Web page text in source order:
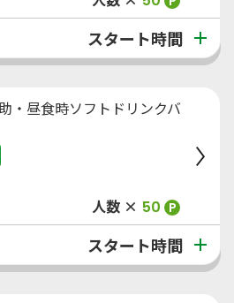
スタート時間
・昼食時ソフトドリンクバ
人数 × 50 P
スタート時間